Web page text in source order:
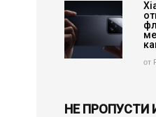
от
НЕ ПРОПУСТИ